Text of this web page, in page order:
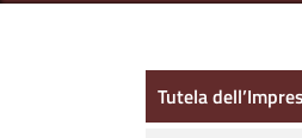
Tutela
Tutela